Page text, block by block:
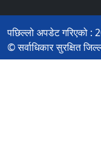
पछिल्लो अपडेट गरिएको
© सर्वाधिकार सुरक्षित